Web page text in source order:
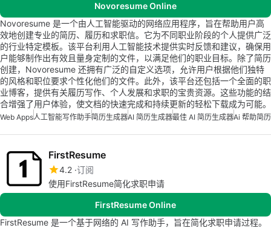
Novoresume Online
Novoresume 是一个由人工智能驱动的网络应用程序，旨在帮助用户高
效地创建专业的简历、履历和求职信。它为不同职业阶段的个人提供广泛
的行业特定模板。该平台利用人工智能技术提供实时反馈和建议，确保用
户能够制作出有效且量身定制的文件，以满足他们的职业目标。除了简历
创建，Novoresume 还拥有广泛的自定义选项，允许用户根据他们独特
的风格和职位要求个性化他们的文件。此外，该平台还包括一个全面的职
业博客，提供有关履历写作、个人发展和求职的宝贵资源。这些功能的结
合增强了用户体验，使文档的快速完成和持续更新的轻松下载成为可能。
Web Apps人工智能写作助手简历生成器AI 简历生成器最佳 AI 简历生成器Ai 帮助简历
FirstResume
4.2 订阅
使用FirstResume简化求职申请
FirstResume Online
FirstResume 是一个基于网络的 AI 写作助手，旨在简化求职申请过程。